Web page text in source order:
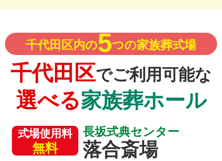
千代田区内の5つの家族葬式場
千代田区でご利用可能な
選べる家族葬ホール
式場使用料
無料
長坂式典センター
落合斎場